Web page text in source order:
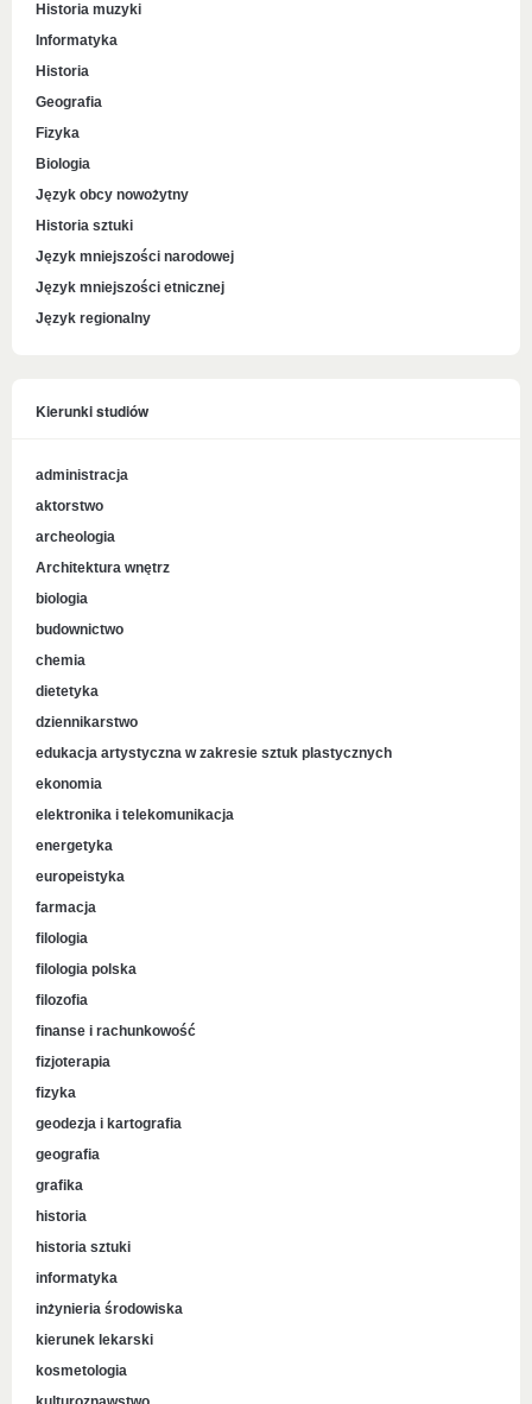
Historia muzyki
Informatyka
Historia
Geografia
Fizyka
Biologia
Język obcy nowożytny
Historia sztuki
Język mniejszości narodowej
Język mniejszości etnicznej
Język regionalny
Kierunki studiów
administracja
aktorstwo
archeologia
Architektura wnętrz
biologia
budownictwo
chemia
dietetyka
dziennikarstwo
edukacja artystyczna w zakresie sztuk plastycznych
ekonomia
elektronika i telekomunikacja
energetyka
europeistyka
farmacja
filologia
filologia polska
filozofia
finanse i rachunkowość
fizjoterapia
fizyka
geodezja i kartografia
geografia
grafika
historia
historia sztuki
informatyka
inżynieria środowiska
kierunek lekarski
kosmetologia